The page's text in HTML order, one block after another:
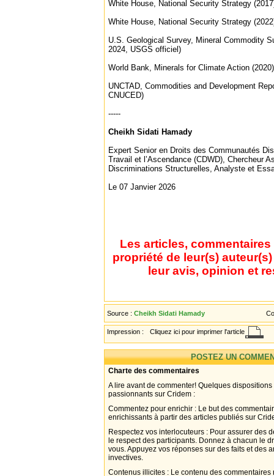
White House, National Security Strategy
White House, National Security Strategy
U.S. Geological Survey, Mineral Commodity
2024, USGS officiel)
World Bank, Minerals for Climate Action
UNCTAD, Commodities and Development
CNUCED)
-----
Cheikh Sidati Hamady
Expert Senior en Droits des Communautés
Travail et l’Ascendance (CDWD), Chercheur
Discriminations Structurelles, Analyste et
Le 07 Janvier 2026
Les articles,
propriété de leur(s)
leur avis, opinion et
Source : Cheikh Sidati Hamady
Impression : Cliquez ici pour imprimer l'article
POSTEZ UN
Charte des commentaires
A lire avant de commenter! Quelques
passionnants sur Cridem :
Commentez pour enrichir : Le but des
enrichissants à partir des articles publiés sur
Respectez vos interlocuteurs : Pour assurer des
le respect des participants. Donnez à chacun le
vous. Appuyez vos réponses sur des faits et des
invectives.
Contenus illicites : Le contenu des